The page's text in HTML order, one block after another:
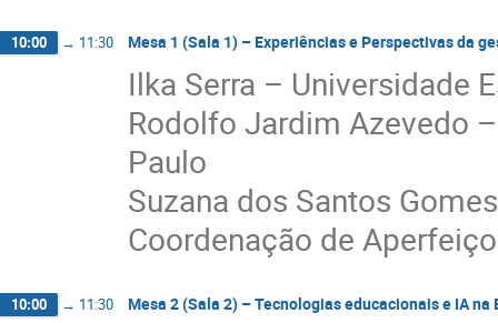
10:00 → 11:30 Mesa 1 (Sala 1) – Experiências e Perspectivas da
Ilka Serra – Universidade
Rodolfo Jardim Azevedo
Paulo
Suzana dos Santos
Coordenação de
10:00 → 11:30 Mesa 2 (Sala 2) – Tecnologias educacionais e IA